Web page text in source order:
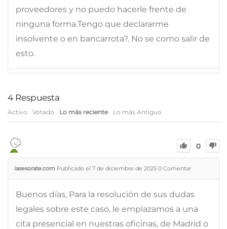
proveedores y no puedo hacerle frente de
ninguna forma.Tengo que declararme
insolvente o en bancarrota?. No se como salir de
esto.
4 Respuesta
Activo Votado Lo más reciente Lo más Antiguo
0
iasesorate.com Publicado el 7 de diciembre de 2025 0 Comentar
Buenos días, Para la resolución de sus dudas
legales sobre este caso, le emplazamos a una
cita presencial en nuestras oficinas, de Madrid o